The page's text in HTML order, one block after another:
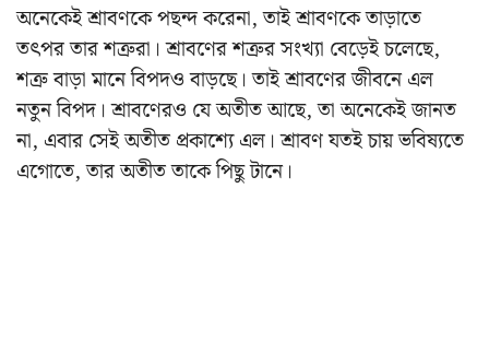
অনেকেই শ্রাবণকে পছন্দ করেনা, তাই শ্রাবণকে তাড়াতে
তৎপর তার শত্রুরা। শ্রাবণের শত্রুর সংখ্যা বেড়েই চলেছে,
শত্রু বাড়া মানে বিপদও বাড়ছে। তাই শ্রাবণের জীবনে এল
নতুন বিপদ। শ্রাবণেরও যে অতীত আছে, তা অনেকেই জানত
না, এবার সেই অতীত প্রকাশ্যে এল। শ্রাবণ যতই চায় ভবিষ্যতে
এগোতে, তার অতীত তাকে পিছু টানে।